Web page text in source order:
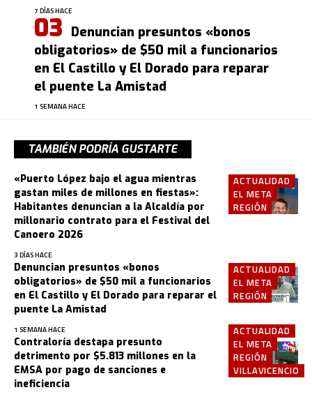
7 DÍAS HACE
Denuncian presuntos «bonos
obligatorios» de $50 mil a funcionarios
en El Castillo y El Dorado para reparar
el puente La Amistad
1 SEMANA HACE
TAMBIÉN PODRÍA GUSTARTE
ACTUALIDAD
EL META
REGIÓN
«Puerto López bajo el agua mientras
gastan miles de millones en fiestas»:
Habitantes denuncian a la Alcaldía por
millonario contrato para el Festival del
Canoero 2026
3 DÍAS HACE
ACTUALIDAD
EL META
REGIÓN
Denuncian presuntos «bonos
obligatorios» de $50 mil a funcionarios
en El Castillo y El Dorado para reparar el
puente La Amistad
1 SEMANA HACE
ACTUALIDAD
EL META
REGIÓN
VILLAVICENCIO
Contraloría destapa presunto
detrimento por $5.813 millones en la
EMSA por pago de sanciones e
ineficiencia